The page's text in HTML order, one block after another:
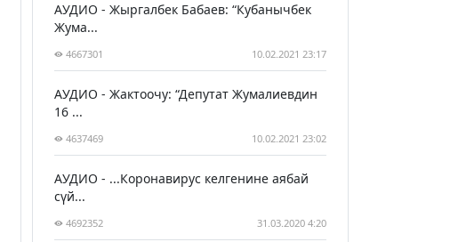
АУДИО - Жыргалбек Бабаев: “Кубанычбек
Жума...
4667301 10.02.2021 23:17
АУДИО - Жактоочу: “Депутат Жумалиевдин
16 ...
4637469 10.02.2021 23:02
АУДИО - ...Коронавирус келгенине аябай
сүй...
4692352 31.03.2020 4:20